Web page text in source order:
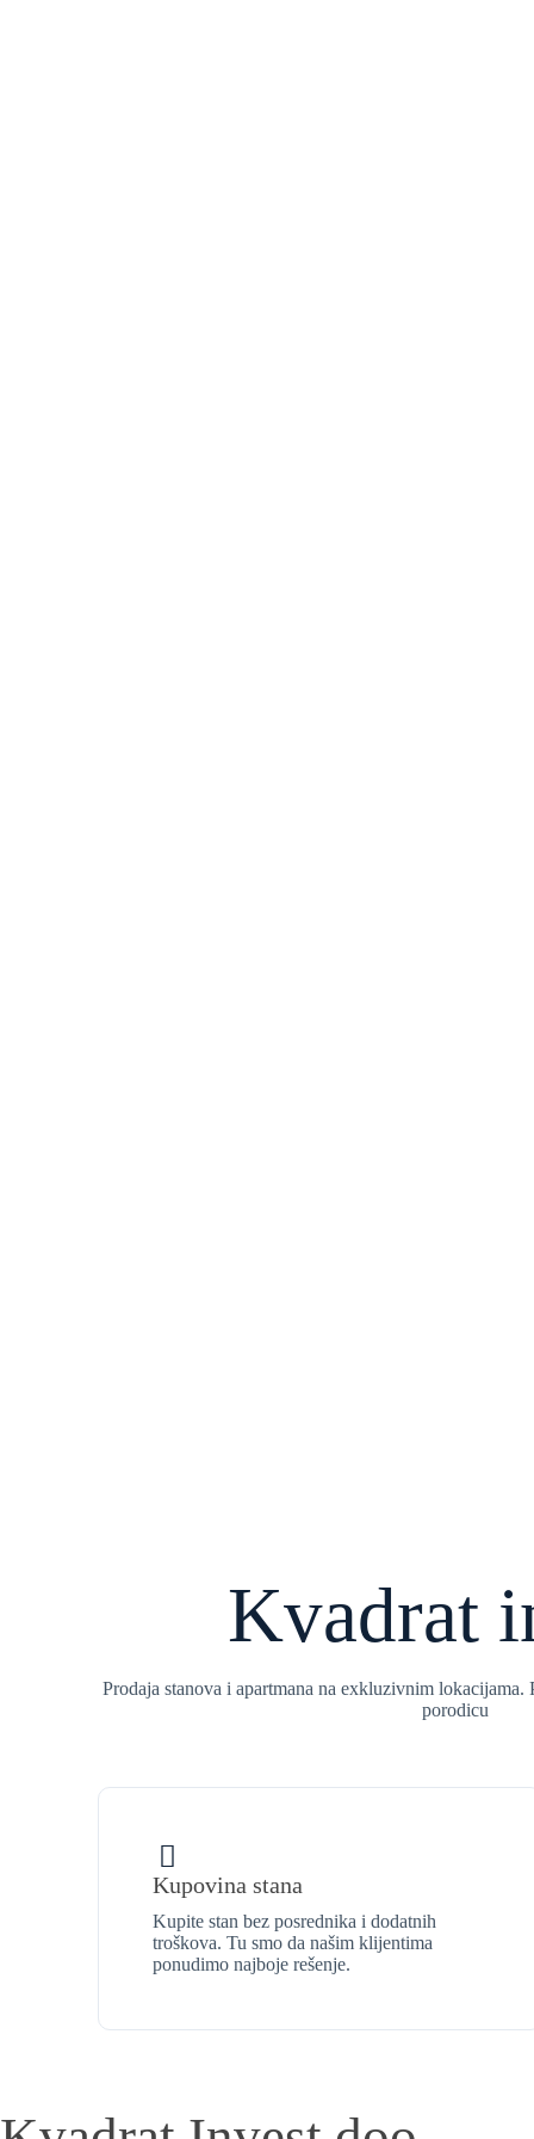
Kvadrat
Prodaja stanova i apartmana na exkluzivnim lokacijama.
porodicu
Kupovina stana
Kupite stan bez posrednika i dodatnih
troškova. Tu smo da našim klijentima
ponudimo najboje rešenje.